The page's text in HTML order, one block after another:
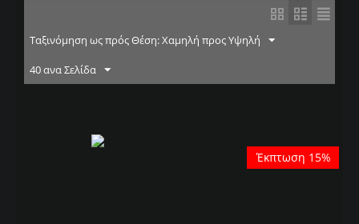
Ταξινόμηση ως πρός Θέση: Χαμηλή προς Υψηλή
40 ανα Σελίδα
Έκπτωση 15%